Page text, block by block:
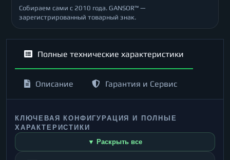
Собираем сами с 2010 года. GANSOR™ —
зарегистрированный товарный знак.
Полные технические характеристики
Описание Гарантия и Сервис
КЛЮЧЕВАЯ КОНФИГУРАЦИЯ И ПОЛНЫЕ
ХАРАКТЕРИСТИКИ
▼ Раскрыть все